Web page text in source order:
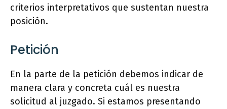
criterios interpretativos que sustentan nuestra
posición.
Petición
En la parte de la petición debemos indicar de
manera clara y concreta cuál es nuestra
solicitud al juzgado. Si estamos presentando